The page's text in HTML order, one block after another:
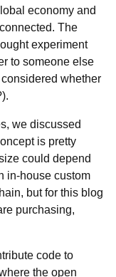
economy and
The
experiment
to someone else
whether
we discussed
is pretty
could depend
in-house custom
but for this blog
purchasing,
code to
the open